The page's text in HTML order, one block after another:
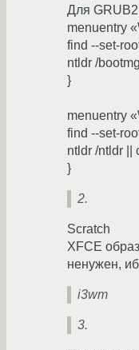
Для
menuentry
find --set-
ntldr /
}
menuentry
find --set-
ntldr /ntldr ||
}
2.
Scratch
XFCE
ненужен,
i3wm
3.